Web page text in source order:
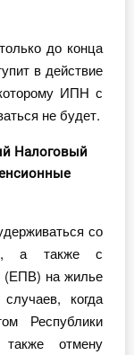
до конца
в действие
ИПН с
не будет.
Налоговый
со
а также с
(ЕПВ) на жилье
когда
Республики
отмену